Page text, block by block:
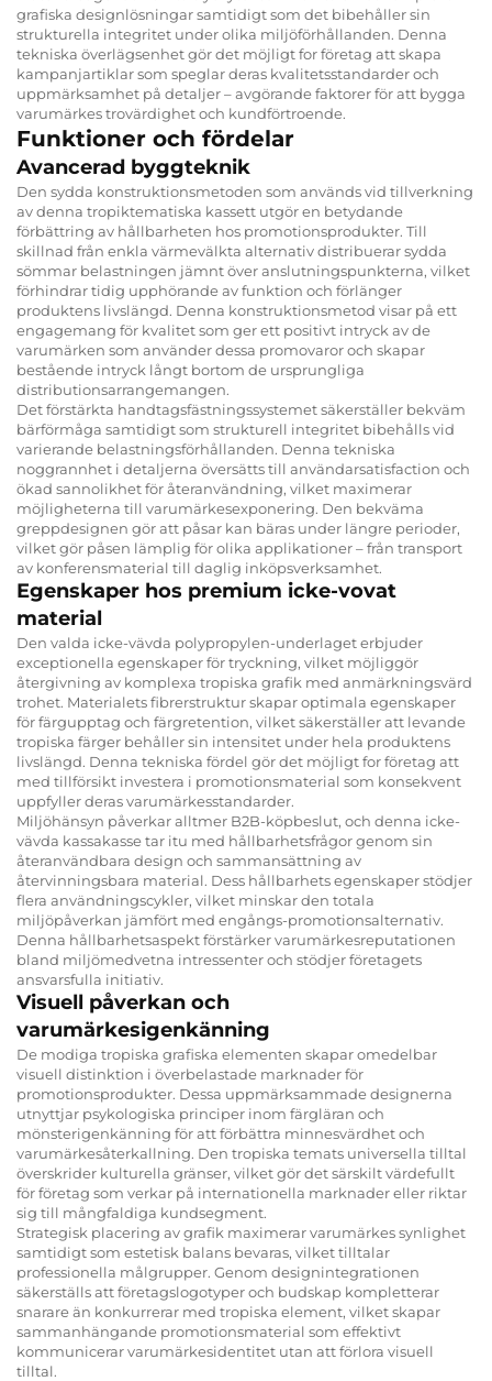
grafiska designlösningar samtidigt som det bibehåller sin
strukturella integritet under olika miljöförhållanden. Denna
tekniska överlägsenhet gör det möjligt for företag att skapa
kampanjartiklar som speglar deras kvalitetsstandarder och
uppmärksamhet på detaljer – avgörande faktorer för att bygga
varumärkes trovärdighet och kundförtroende.
Funktioner och fördelar
Avancerad byggteknik
Den sydda konstruktionsmetoden som används vid tillverkning
av denna tropiktematiska kassett utgör en betydande
förbättring av hållbarheten hos promotionsprodukter. Till
skillnad från enkla värmevälkta alternativ distribuerar sydda
sömmar belastningen jämnt över anslutningspunkterna, vilket
förhindrar tidig upphörande av funktion och förlänger
produktens livslängd. Denna konstruktionsmetod visar på ett
engagemang för kvalitet som ger ett positivt intryck av de
varumärken som använder dessa promovaror och skapar
bestående intryck långt bortom de ursprungliga
distributionsarrangemangen.
Det förstärkta handtagsfästningssystemet säkerställer bekväm
bärförmåga samtidigt som strukturell integritet bibehålls vid
varierande belastningsförhållanden. Denna tekniska
noggrannhet i detaljerna översätts till användarsatisfaction och
ökad sannolikhet för återanvändning, vilket maximerar
möjligheterna till varumärkesexponering. Den bekväma
greppdesignen gör att påsar kan bäras under längre perioder,
vilket gör påsen lämplig för olika applikationer – från transport
av konferensmaterial till daglig inköpsverksamhet.
Egenskaper hos premium icke-vovat
material
Den valda icke-vävda polypropylen-underlaget erbjuder
exceptionella egenskaper för tryckning, vilket möjliggör
återgivning av komplexa tropiska grafik med anmärkningsvärd
trohet. Materialets fibrerstruktur skapar optimala egenskaper
för färgupptag och färgretention, vilket säkerställer att levande
tropiska färger behåller sin intensitet under hela produktens
livslängd. Denna tekniska fördel gör det möjligt for företag att
med tillförsikt investera i promotionsmaterial som konsekvent
uppfyller deras varumärkesstandarder.
Miljöhänsyn påverkar alltmer B2B-köpbeslut, och denna icke-
vävda kassakasse tar itu med hållbarhetsfrågor genom sin
återanvändbara design och sammansättning av
återvinningsbara material. Dess hållbarhets egenskaper stödjer
flera användningscykler, vilket minskar den totala
miljöpåverkan jämfört med engångs-promotionsalternativ.
Denna hållbarhetsaspekt förstärker varumärkesreputationen
bland miljömedvetna intressenter och stödjer företagets
ansvarsfulla initiativ.
Visuell påverkan och
varumärkesigenkänning
De modiga tropiska grafiska elementen skapar omedelbar
visuell distinktion i överbelastade marknader för
promotionsprodukter. Dessa uppmärksammade designerna
utnyttjar psykologiska principer inom färgläran och
mönsterigenkänning för att förbättra minnesvärdhet och
varumärkesåterkallning. Den tropiska temats universella tilltal
överskrider kulturella gränser, vilket gör det särskilt värdefullt
för företag som verkar på internationella marknader eller riktar
sig till mångfaldiga kundsegment.
Strategisk placering av grafik maximerar varumärkes synlighet
samtidigt som estetisk balans bevaras, vilket tilltalar
professionella målgrupper. Genom designintegrationen
säkerställs att företagslogotyper och budskap kompletterar
snarare än konkurrerar med tropiska element, vilket skapar
sammanhängande promotionsmaterial som effektivt
kommunicerar varumärkesidentitet utan att förlora visuell
tilltal.